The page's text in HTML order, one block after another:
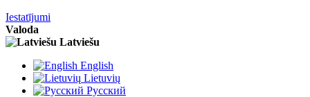
Iestatījumi
Valoda
Latviešu
English
Lietuvių
Pусский